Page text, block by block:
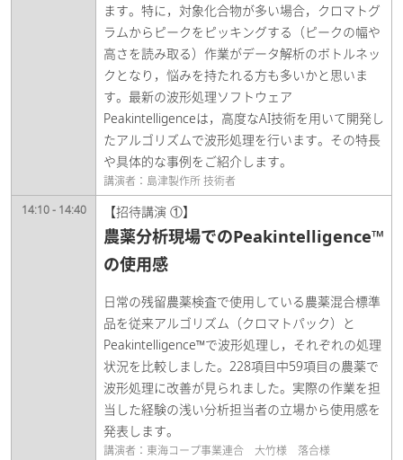
ます。特に，対象化合物が多い場合，クロマトグ
ラムからピークをピッキングする（ピークの幅や
高さを読み取る）作業がデータ解析のボトルネッ
クとなり，悩みを持たれる方も多いかと思いま
す。最新の波形処理ソフトウェア
Peakintelligenceは，高度なAI技術を用いて開発し
たアルゴリズムで波形処理を行います。その特長
や具体的な事例をご紹介します。
講演者：島津製作所 技術者
14:10 - 14:40
【招待講演 ①】
農薬分析現場でのPeakintelligence™
の使用感​
日常の残留農薬検査で使用している農薬混合標準
品を従来アルゴリズム（クロマトパック）と
Peakintelligence™で波形処理し，それぞれの処理
状況を比較しました。228項目中59項目の農薬で
波形処理に改善が見られました。実際の作業を担
当した経験の浅い分析担当者の立場から使用感を
発表します。
講演者：東海コープ事業連合 大竹様 落合様​